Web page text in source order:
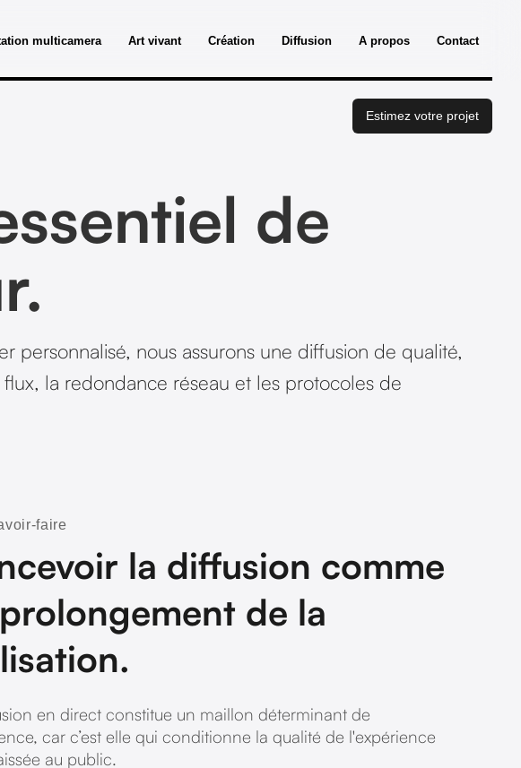
multicamera Art vivant Création Diffusion A propos Contact
Estimez votre projet
de
personnalisé, nous assurons une diffusion de qualité,
la redondance réseau et les protocoles de
faire
la diffusion comme
de la
.
en direct constitue un maillon déterminant de
car c’est elle qui conditionne la qualité de l'expérience
au public.